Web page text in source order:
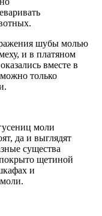
шубы молью
и в платяном
вместе в
только
моли
да и выглядят
существа
щетиной
и